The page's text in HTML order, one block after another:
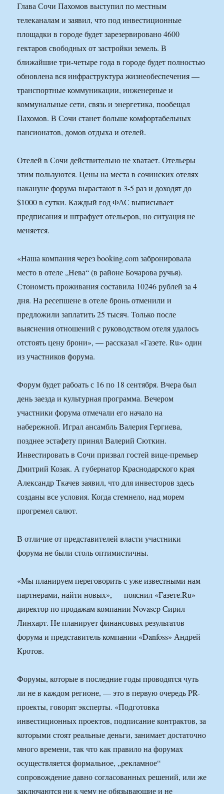
Глава Сочи Пахомов выступил по местным
телеканалам и заявил, что под инвестиционные
площадки в городе будет зарезервировано 4600
гектаров свободных от застройки земель. В
ближайшие три-четыре года в городе будет полностью
обновлена вся инфраструктура жизнеобеспечения —
транспортные коммуникации, инженерные и
коммунальные сети, связь и энергетика, пообещал
Пахомов. В Сочи станет больше комфортабельных
пансионатов, домов отдыха и отелей.
Отелей в Сочи действительно не хватает. Отельеры
этим пользуются. Цены на места в сочинских отелях
накануне форума вырастают в 3-5 раз и доходят до
$1000 в сутки. Каждый год ФАС выписывает
предписания и штрафует отельеров, но ситуация не
меняется.
«Наша компания через booking.com забронировала
место в отеле „Нева“ (в районе Бочарова ручья).
Стоиомсть проживания составила 10246 рублей за 4
дня. На ресепшене в отеле бронь отменили и
предложили заплатить 25 тысяч. Только после
выяснения отношений с руководством отеля удалось
отстоять цену брони», — рассказал «Газете. Ru» один
из участников форума.
Форум будет рабоать с 16 по 18 сентября. Вчера был
день заезда и культурная программа. Вечером
участники форума отмечали его начало на
набережной. Играл ансамбль Валерия Гергиева,
позднее эстафету принял Валерий Сюткин.
Инвестировать в Сочи призвал гостей вице-премьер
Дмитрий Козак. А губернатор Краснодарского края
Александр Ткачев заявил, что для инвесторов здесь
созданы все условия. Когда стемнело, над морем
прогремел салют.
В отличие от представителей власти участники
форума не были столь оптимистичны.
«Мы планируем переговорить с уже известными нам
партнерами, найти новых», — пояснил «Газете.Ru»
директор по продажам компании Novasep Сирил
Линхарт. Не планирует финансовых результатов
форума и представитель компании «Danfoss» Андрей
Кротов.
Форумы, которые в последние годы проводятся чуть
ли не в каждом регионе, — это в первую очередь PR-
проекты, говорят эксперты. «Подготовка
инвестиционных проектов, подписание контрактов, за
которыми стоят реальные деньги, занимает достаточно
много времени, так что как правило на форумах
осуществляется формальное, „рекламное“
сопровождение давно согласованных решений, или же
заключаются ни к чему не обязывающие и не